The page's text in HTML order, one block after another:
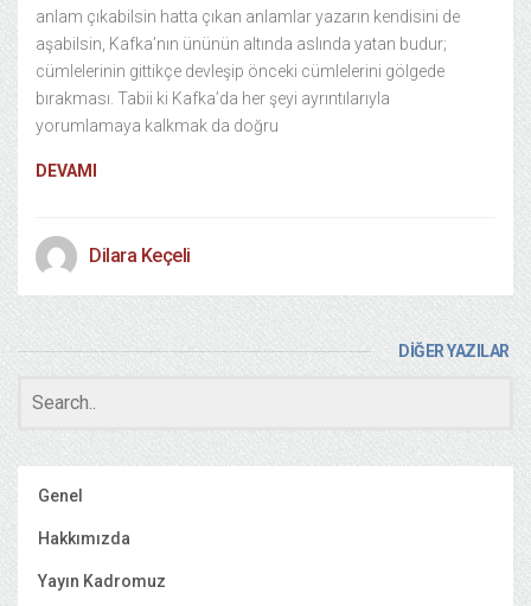
anlam çıkabilsin hatta çıkan anlamlar yazarın kendisini de
aşabilsin, Kafka’nın ününün altında aslında yatan budur;
cümlelerinin gittikçe devleşip önceki cümlelerini gölgede
bırakması. Tabii ki Kafka’da her şeyi ayrıntılarıyla
yorumlamaya kalkmak da doğru
DEVAMI
Dilara Keçeli
DİĞER YAZILAR
Genel
Hakkımızda
Yayın Kadromuz